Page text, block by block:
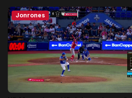
Jonrones